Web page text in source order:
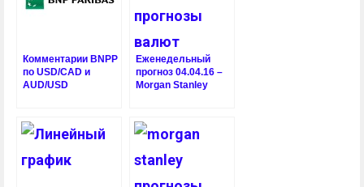
Комментарии BNPP
по USD/CAD и
AUD/USD
Еженедельный
прогноз 04.04.16 –
Morgan Stanley